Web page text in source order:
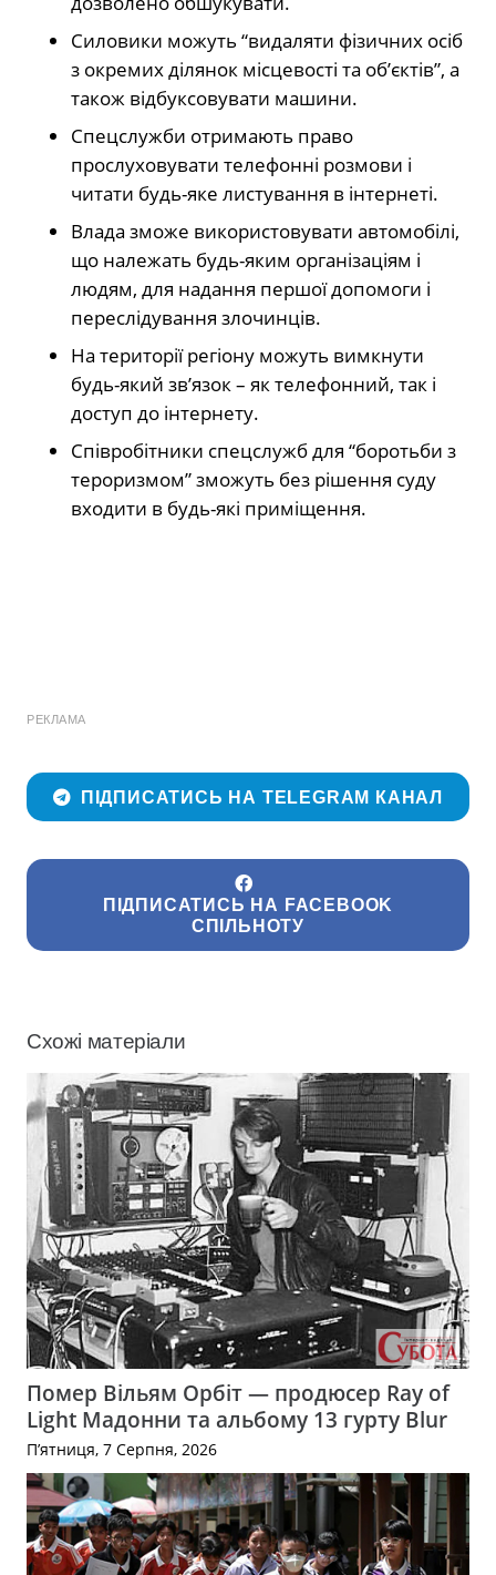
Силовики можуть “видаляти фізичних осіб
з окремих ділянок місцевості та об’єктів”, а
також відбуксовувати машини.
Спецслужби отримають право
прослуховувати телефонні розмови і
читати будь-яке листування в інтернеті.
Влада зможе використовувати автомобілі,
що належать будь-яким організаціям і
людям, для надання першої допомоги і
переслідування злочинців.
На території регіону можуть вимкнути
будь-який зв’язок – як телефонний, так і
доступ до інтернету.
Співробітники спецслужб для “боротьби з
тероризмом” зможуть без рішення суду
входити в будь-які приміщення.
РЕКЛАМА
ПІДПИСАТИСЬ НА TELEGRAM КАНАЛ
ПІДПИСАТИСЬ НА FACEBOOK
СПІЛЬНОТУ
Схожі матеріали
Помер Вільям Орбіт — продюсер Ray of
Light Мадонни та альбому 13 гурту Blur
П’ятниця, 7 Серпня, 2026